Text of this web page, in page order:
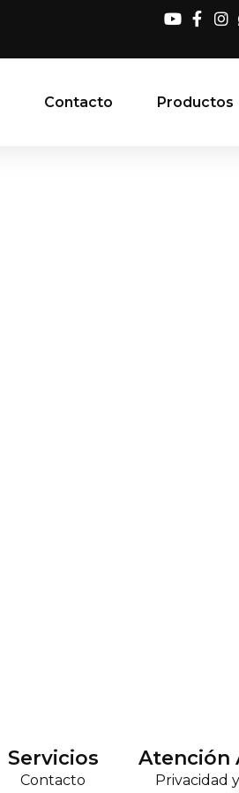
Contacto Productos
Servicios
Contacto
Atención
Privacidad